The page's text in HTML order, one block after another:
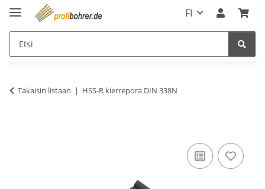
FI
Takaisin listaan HSS-R kierrepora DIN 338N